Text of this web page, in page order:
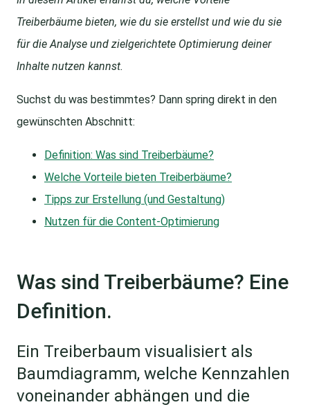
Treiberbäume bieten, wie du sie erstellst und wie du sie
für die Analyse und zielgerichtete Optimierung deiner
Inhalte nutzen kannst.
Suchst du was bestimmtes? Dann spring direkt in den
gewünschten Abschnitt:
Definition: Was sind Treiberbäume?
Welche Vorteile bieten Treiberbäume?
Tipps zur Erstellung (und Gestaltung)
Nutzen für die Content-Optimierung
Was sind Treiberbäume? Eine
Definition.
Ein Treiberbaum visualisiert als
Baumdiagramm, welche Kennzahlen
voneinander abhängen und die